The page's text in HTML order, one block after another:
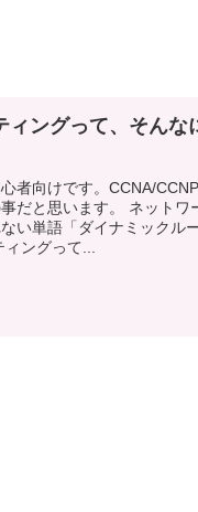
ィングって、そんな
者向けです。CCNA/
だと思います。 ネットワ
い単語「ダイナミックル
ングって...